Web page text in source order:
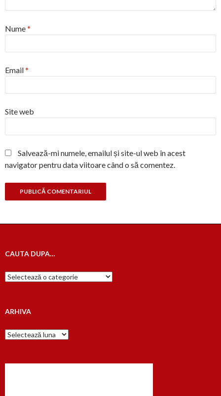
Nume*
Email*
Site web
Salvează-mi numele, emailul și site-ul web în acest
navigator pentru data viitoare când o să comentez.
CAUTA DUPA…
Cauta
dupa…
ARHIVA
Arhiva